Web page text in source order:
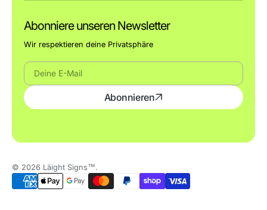
Abonniere unseren Newsletter
Wir respektieren deine Privatsphäre
Deine
E-
Abonnieren
© 2026 Läight Signs™.